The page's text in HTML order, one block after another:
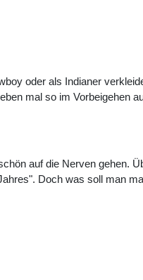
oder als Indianer
mal so im Vorbeigehen
auf die Nerven gehen.
Doch was soll man